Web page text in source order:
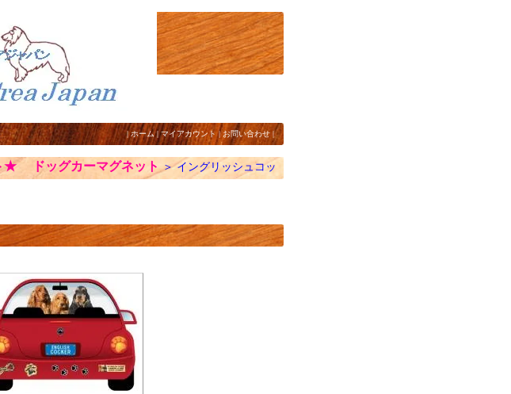
|ホーム|マイアカウント | お問い合わせ |
★ ドッグカーマグネット＞イングリッシュコッ